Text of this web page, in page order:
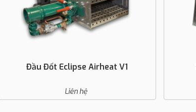
Đầu Đốt Eclipse Airheat V1
Liên hệ